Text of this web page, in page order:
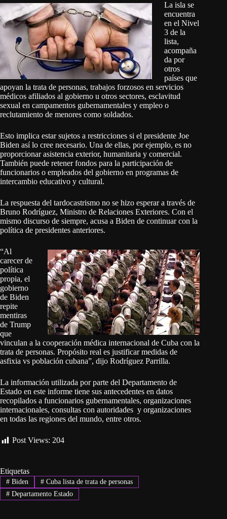
La isla se
encuentra
en el Nivel
3 de la
lista,
acompaña
da por
otros
países que
apoyan la trata de personas, trabajos forzosos en servicios
médicos afiliados al gobierno u otros sectores, esclavitud
sexual en campamentos gubernamentales y empleo o
reclutamiento de menores como soldados.
Esto implica estar sujetos a restricciones si el presidente Joe
Biden así lo cree necesario. Una de ellas, por ejemplo, es no
proporcionar asistencia exterior, humanitaria y comercial.
También puede retener fondos para la participación de
funcionarios o empleados del gobierno en programas de
intercambio educativo y cultural.
La respuesta del tardocastrismo no se hizo esperar a través de
Bruno Rodríguez, Ministro de Relaciones Exteriores. Con el
mismo discurso de siempre, acusa a Biden de continuar con la
política de presidentes anteriores.
“Al
carecer de
política
propia, el
gobierno
de Biden
repite
mentiras
de Trump
que
vinculan a la cooperación médica internacional de Cuba con la
trata de personas. Propósito real es justificar medidas de
asfixia vs población cubana”, dijo Rodríguez Parrilla.
La información utilizada por parte del Departamento de
Estado en este informe tiene sus antecedentes en datos
recopilados a funcionarios gubernamentales, organizaciones
internacionales, consultas con autoridades y organizaciones
en todas las regiones del mundo, entre otros.
Post Views: 204
Etiquetas
#Biden #Cuba lista de trata de personas
#Departamento Estado